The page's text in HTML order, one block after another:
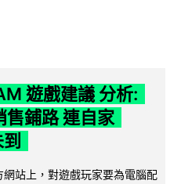
遊戲建議 分析:
鋪路 連自家
站上，對遊戲玩家要為電腦配